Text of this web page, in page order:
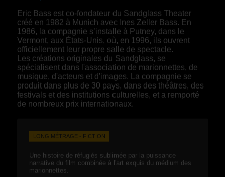
Eric Bass est co-fondateur du Sandglass Theater
créé en 1982 à Munich avec Ines Zeller Bass. En
1986, la compagnie s’installe à Putney, dans le
Vermont, aux États-Unis, où, en 1996, ils ouvrent
officiellement leur propre salle de spectacle.
Les créations originales du Sandglass, se
spécialisent dans l'association de marionnettes, de
musique, d'acteurs et d'images. La compagnie se
produit dans plus de 30 pays, dans des théâtres, des
festivals et des institutions culturelles, et a remporté
de nombreux prix internationaux.
LONG MÉTRAGE - FICTION
Une histoire de réfugiés sublimée par la puissance
narrative du film combinée à l'art exquis du médium des
marionnettes.